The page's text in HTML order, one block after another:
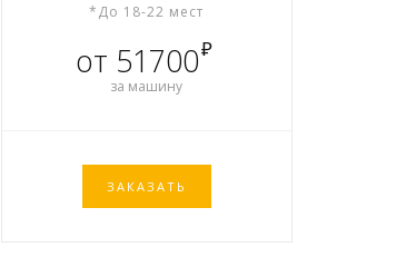
*До 18-22 мест
от 51700₽
за машину
ЗАКАЗАТЬ